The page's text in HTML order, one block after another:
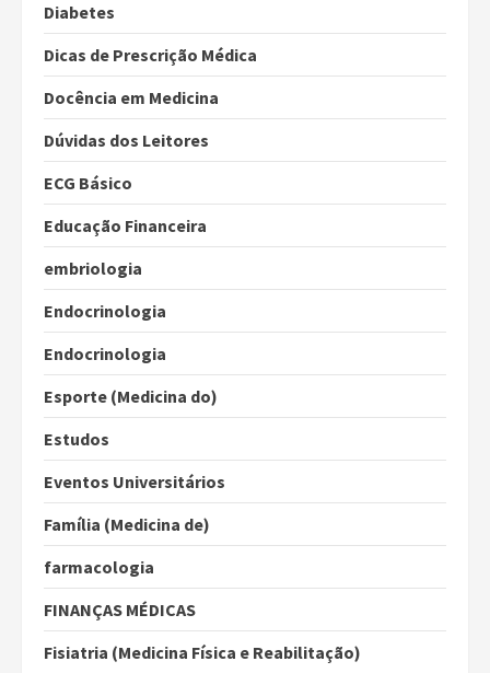
Diabetes
Dicas de Prescrição Médica
Docência em Medicina
Dúvidas dos Leitores
ECG Básico
Educação Financeira
embriologia
Endocrinologia
Endocrinologia
Esporte (Medicina do)
Estudos
Eventos Universitários
Família (Medicina de)
farmacologia
FINANÇAS MÉDICAS
Fisiatria (Medicina Física e Reabilitação)